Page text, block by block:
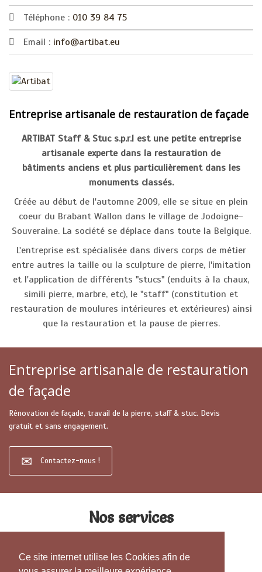
Ce site internet utilise les Cookies afin de
Téléphone : 010 39 84 75
Email : info@artibat.eu
Entreprise artisanale de restauration de façade
ARTIBAT Staff & Stuc s.p.r.l est une petite entreprise
artisanale experte dans la restauration de
bâtiments anciens et plus particulièrement dans les
monuments classés.
Créée au début de l'automne 2009, elle se situe en plein
coeur du Brabant Wallon dans le village de Jodoigne-
Souveraine. La société se déplace dans toute la Belgique.
L'entreprise est spécialisée dans divers corps de métier
entre autres la taille ou la sculpture de pierre, l'imitation
et l'application de différents "stucs" (enduits à la chaux,
simili pierre, marbre, etc), le "staff" (constitution et
restauration de moulures intérieures et extérieures) ainsi
que la restauration et la pause de pierres.
Entreprise artisanale de restauration
de façade
Rénovation de façade, travail de la pierre, staff & stuc. Devis
gratuit et sans engagement.
Contactez-nous !
Nos services